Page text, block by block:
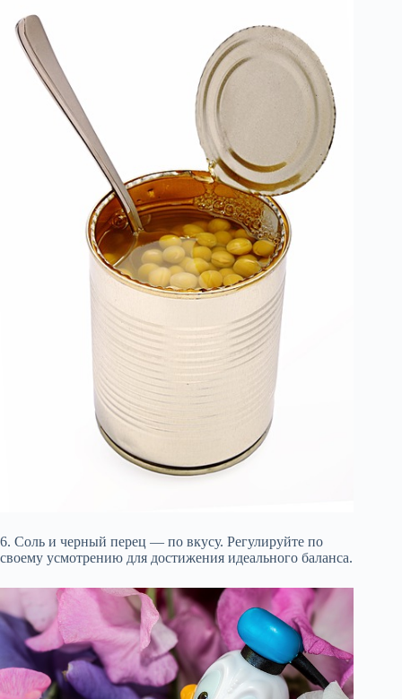
6. Соль и черный перец — по вкусу. Регулируйте по
своему усмотрению для достижения идеального баланса.